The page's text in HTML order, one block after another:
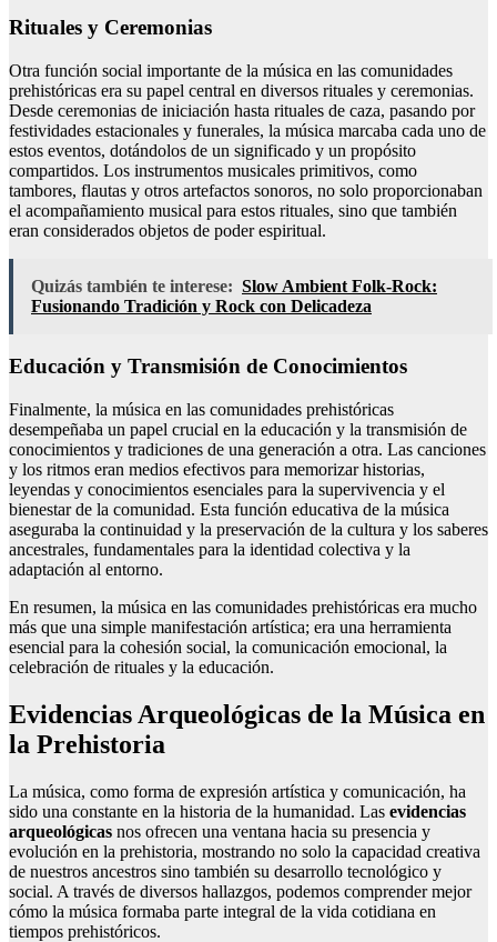
Rituales y Ceremonias
Otra función social importante de la música en las comunidades
prehistóricas era su papel central en diversos rituales y ceremonias.
Desde ceremonias de iniciación hasta rituales de caza, pasando por
festividades estacionales y funerales, la música marcaba cada uno de
estos eventos, dotándolos de un significado y un propósito
compartidos. Los instrumentos musicales primitivos, como
tambores, flautas y otros artefactos sonoros, no solo proporcionaban
el acompañamiento musical para estos rituales, sino que también
eran considerados objetos de poder espiritual.
Quizás también te interese: Slow Ambient Folk-Rock:
Fusionando Tradición y Rock con Delicadeza
Educación y Transmisión de Conocimientos
Finalmente, la música en las comunidades prehistóricas
desempeñaba un papel crucial en la educación y la transmisión de
conocimientos y tradiciones de una generación a otra. Las canciones
y los ritmos eran medios efectivos para memorizar historias,
leyendas y conocimientos esenciales para la supervivencia y el
bienestar de la comunidad. Esta función educativa de la música
aseguraba la continuidad y la preservación de la cultura y los saberes
ancestrales, fundamentales para la identidad colectiva y la
adaptación al entorno.
En resumen, la música en las comunidades prehistóricas era mucho
más que una simple manifestación artística; era una herramienta
esencial para la cohesión social, la comunicación emocional, la
celebración de rituales y la educación.
Evidencias Arqueológicas de la Música en
la Prehistoria
La música, como forma de expresión artística y comunicación, ha
sido una constante en la historia de la humanidad. Las evidencias
arqueológicas nos ofrecen una ventana hacia su presencia y
evolución en la prehistoria, mostrando no solo la capacidad creativa
de nuestros ancestros sino también su desarrollo tecnológico y
social. A través de diversos hallazgos, podemos comprender mejor
cómo la música formaba parte integral de la vida cotidiana en
tiempos prehistóricos.